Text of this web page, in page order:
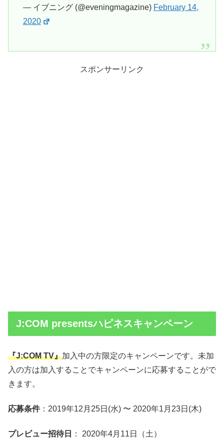
— イブニング (@eveningmagazine) February 14,
2020
スポンサーリンク
J:COM presentsハピネスキャンペーン
『J:COM TV』加入中の方限定のキャンペーンです。未加
入の方は加入することでキャンペーンに応募することがで
きます。
応募条件：2019年12月25日(水) 〜 2020年1月23日(木)
プレビュー招待日 ： 2020年4月11日（土）